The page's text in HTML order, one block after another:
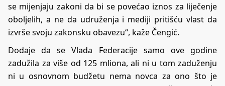
se mijenjaju zakoni da bi se povećao iznos za liječenje
oboljelih, a ne da udruženja i mediji pritišću vlast da
izvrše svoju zakonsku obavezu“, kaže Čengić.
Dodaje da se Vlada Federacije samo ove godine
zadužila za više od 125 mliona, ali ni u tom zaduženju
ni u osnovnom budžetu nema novca za ono što je